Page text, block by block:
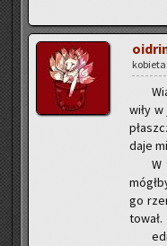
ko­bie­ta
wi­ły
da­je
W
go
to­wał.